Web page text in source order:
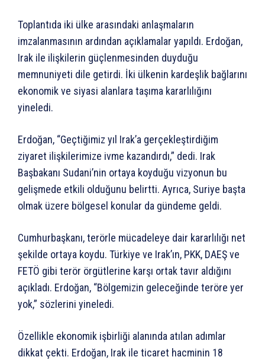
Toplantıda iki ülke arasındaki anlaşmaların
imzalanmasının ardından açıklamalar yapıldı. Erdoğan,
Irak ile ilişkilerin güçlenmesinden duyduğu
memnuniyeti dile getirdi. İki ülkenin kardeşlik bağlarını
ekonomik ve siyasi alanlara taşıma kararlılığını
yineledi.
Erdoğan, “Geçtiğimiz yıl Irak’a gerçekleştirdiğim
ziyaret ilişkilerimize ivme kazandırdı,” dedi. Irak
Başbakanı Sudani’nin ortaya koyduğu vizyonun bu
gelişmede etkili olduğunu belirtti. Ayrıca, Suriye başta
olmak üzere bölgesel konular da gündeme geldi.
Cumhurbaşkanı, terörle mücadeleye dair kararlılığı net
şekilde ortaya koydu. Türkiye ve Irak’ın, PKK, DAEŞ ve
FETÖ gibi terör örgütlerine karşı ortak tavır aldığını
açıkladı. Erdoğan, “Bölgemizin geleceğinde teröre yer
yok,” sözlerini yineledi.
Özellikle ekonomik işbirliği alanında atılan adımlar
dikkat çekti. Erdoğan, Irak ile ticaret hacminin 18